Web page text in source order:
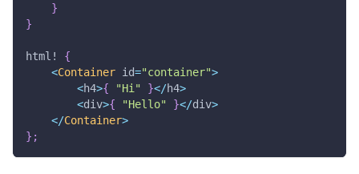
}
}
html!
{
<Container id="container">
<h4>{ "Hi" }</h4>
<div>{ "Hello" }</div>
</Container>
} ;